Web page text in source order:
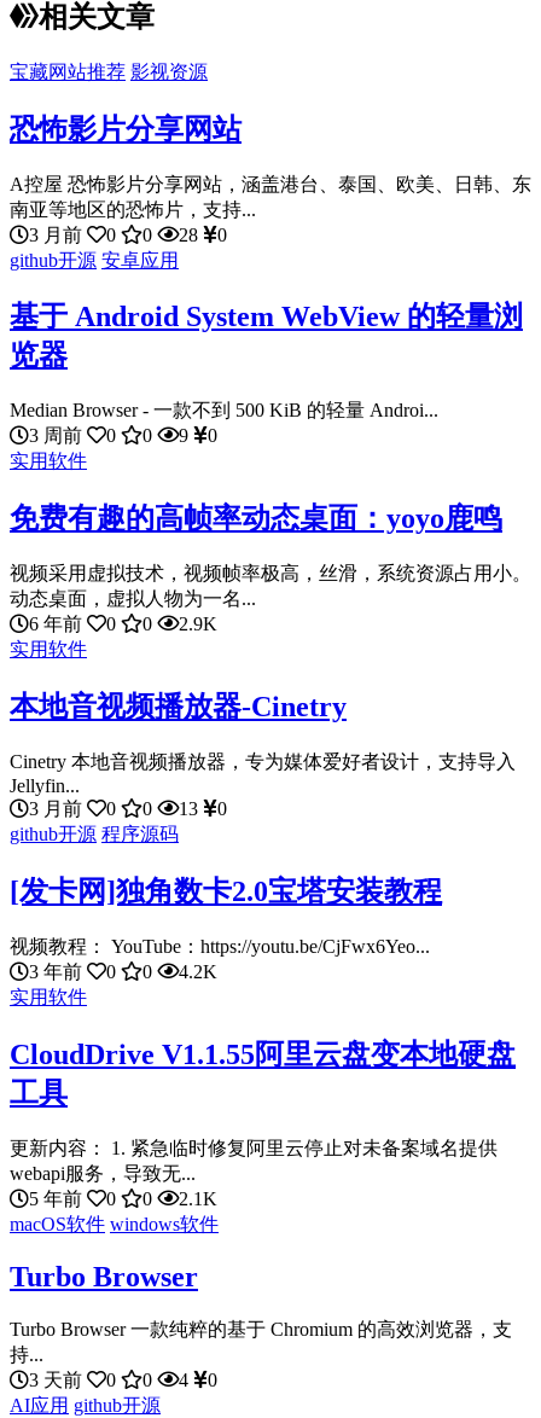
相关文章
宝藏网站推荐 影视资源
恐怖影片分享网站
A控屋 恐怖影片分享网站，涵盖港台、泰国、欧美、日韩、东
南亚等地区的恐怖片，支持...
3 月前
0 0 28
0
github开源 安卓应用
基于 Android System WebView 的轻量浏
览器
Median Browser - 一款不到 500 KiB 的轻量 Androi...
3 周前
0 0 9
0
实用软件
免费有趣的高帧率动态桌面：yoyo鹿鸣
视频采用虚拟技术，视频帧率极高，丝滑，系统资源占用小。
动态桌面，虚拟人物为一名...
6 年前
0 0
2.9K
实用软件
本地音视频播放器-Cinetry
Cinetry 本地音视频播放器，专为媒体爱好者设计，支持导入
Jellyfin...
3 月前
0 0 13
0
github开源 程序源码
[发卡网]独角数卡2.0宝塔安装教程
视频教程： YouTube：https://youtu.be/CjFwx6Yeo...
3 年前
0 0
4.2K
实用软件
CloudDrive V1.1.55阿里云盘变本地硬盘
工具
更新内容： 1. 紧急临时修复阿里云停止对未备案域名提供
webapi服务，导致无...
5 年前
0 0
2.1K
macOS软件 windows软件
Turbo Browser
Turbo Browser 一款纯粹的基于 Chromium 的高效浏览器，支
持...
3 天前
0 0 4
0
AI应用 github开源